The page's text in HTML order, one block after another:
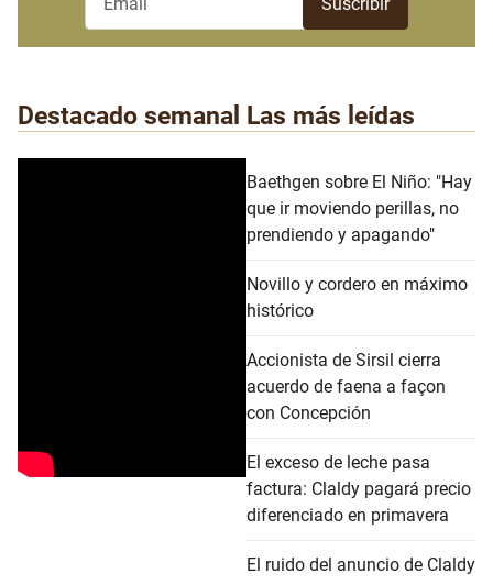
Destacado semanal Las más leídas
Baethgen sobre El Niño: "Hay
que ir moviendo perillas, no
prendiendo y apagando"
Novillo y cordero en máximo
histórico
Accionista de Sirsil cierra
acuerdo de faena a façon
con Concepción
El exceso de leche pasa
factura: Claldy pagará precio
diferenciado en primavera
El ruido del anuncio de Claldy